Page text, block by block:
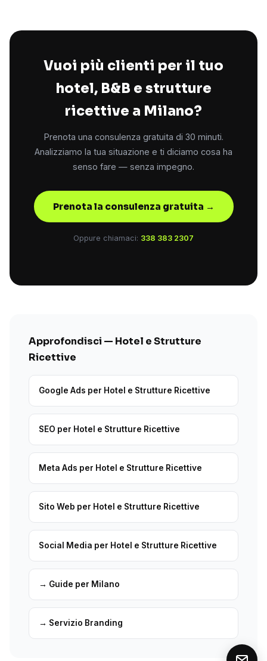
Vuoi più clienti per il tuo
hotel, B&B e strutture
ricettive a Milano?
Prenota una consulenza gratuita di 30 minuti.
Analizziamo la tua situazione e ti diciamo cosa ha
senso fare — senza impegno.
Prenota la consulenza gratuita →
Oppure chiamaci: 338 383 2307
Approfondisci — Hotel e Strutture
Ricettive
Google Ads per Hotel e Strutture Ricettive
SEO per Hotel e Strutture Ricettive
Meta Ads per Hotel e Strutture Ricettive
Sito Web per Hotel e Strutture Ricettive
Social Media per Hotel e Strutture Ricettive
→ Guide per Milano
→ Servizio Branding